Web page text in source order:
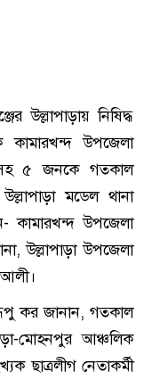
উল্লাপাড়ায় নিষিদ্ধ
কামারখন্দ উপজেলা
৫ জনকে গতকাল
মডেল থানা
কামারখন্দ উপজেলা
উল্লাপাড়া উপজেলা
রূপু কর জানান, গতকাল
মোহনপুর আঞ্চলিক
ছাত্রলীগ নেতাকর্মী